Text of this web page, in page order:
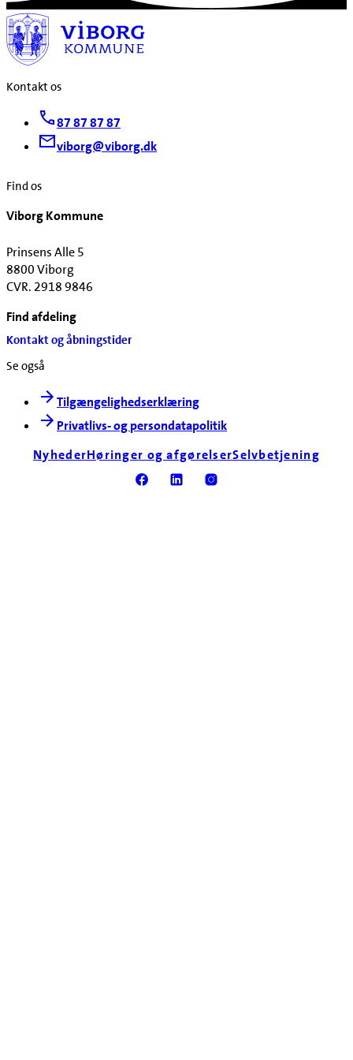
Kontakt os
87 87 87 87
viborg@viborg.dk
Find os
Viborg Kommune
Prinsens Alle 5
8800 Viborg
CVR. 2918 9846
Find afdeling
Kontakt og åbningstider
Se også
Tilgængelighedserklæring
Privatlivs- og persondatapolitik
NyhederHøringer og afgørelserSelvbetjening